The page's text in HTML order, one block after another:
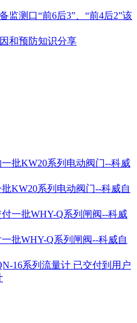
监测口“前6后3”、“前4后2”该
和预防知识分享
KW20系列电动阀门--科威自
批WHY-Q系列闸阀--科威自
已交付到用户